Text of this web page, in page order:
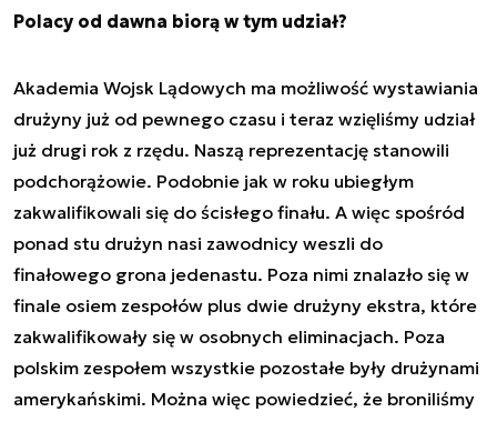
Polacy od dawna biorą w tym udział?
Akademia Wojsk Lądowych ma możliwość wystawiania
drużyny już od pewnego czasu i teraz wzięliśmy udział
już drugi rok z rzędu. Naszą reprezentację stanowili
podchorążowie. Podobnie jak w roku ubiegłym
zakwalifikowali się do ścisłego finału. A więc spośród
ponad stu drużyn nasi zawodnicy weszli do
finałowego grona jedenastu. Poza nimi znalazło się w
finale osiem zespołów plus dwie drużyny ekstra, które
zakwalifikowały się w osobnych eliminacjach. Poza
polskim zespołem wszystkie pozostałe były drużynami
amerykańskimi. Można więc powiedzieć, że broniliśmy